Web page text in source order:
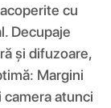
cu
Decupaje
și difuzoare,
Margini
atunci